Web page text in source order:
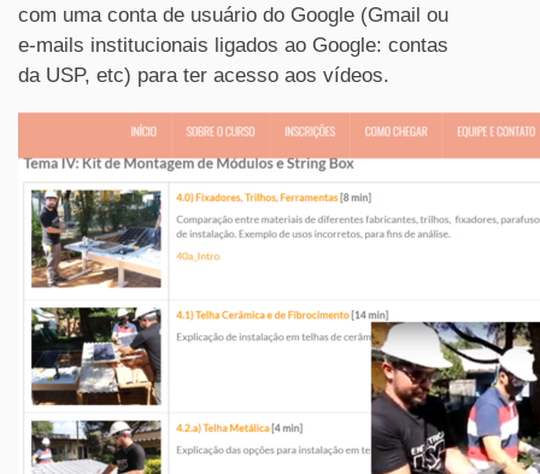
com uma conta de usuário do Google (Gmail ou
e-mails institucionais ligados ao Google: contas
da USP, etc) para ter acesso aos vídeos.